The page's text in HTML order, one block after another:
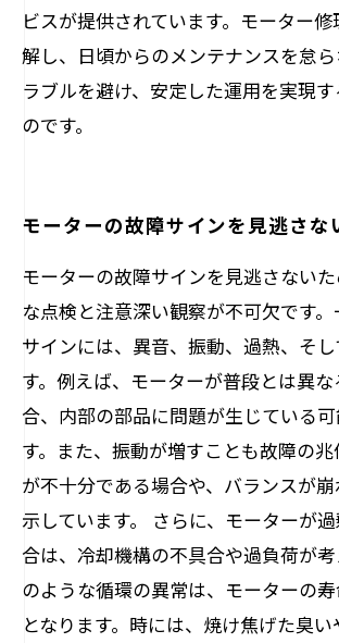
ビスが提供されています。モーター
解し、日頃からのメンテナンスを怠
ラブルを避け、安定した運用を実現
のです。
モーターの故障サインを見逃さな
モーターの故障サインを見逃さない
な点検と注意深い観察が不可欠です
サインには、異音、振動、過熱、そ
す。例えば、モーターが普段とは異
合、内部の部品に問題が生じている
す。また、振動が増すことも故障の
が不十分である場合や、バランスが
示しています。 さらに、モーターが
合は、冷却機構の不具合や過負荷が
のような循環の異常は、モーターの
となります。時には、焼け焦げた臭